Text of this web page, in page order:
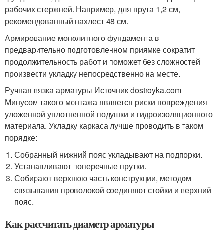
рабочих стержней. Например, для прута 1,2 см,
рекомендованный нахлест 48 см.
Армирование монолитного фундамента в
предварительно подготовленном приямке сократит
продолжительность работ и поможет без сложностей
произвести укладку непосредственно на месте.
Ручная вязка арматуры Источник dostroyka.com
Минусом такого монтажа является риски повреждения
уложенной уплотненной подушки и гидроизоляционного
материала. Укладку каркаса лучше проводить в таком
порядке:
Собранный нижний пояс укладывают на подпорки.
Устанавливают поперечные прутки.
Собирают верхнюю часть конструкции, методом
связывания проволокой соединяют стойки и верхний
пояс.
Как рассчитать диаметр арматуры